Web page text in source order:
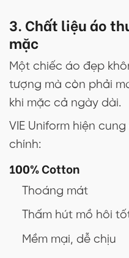
3. Chất liệu áo
mặc
Một chiếc áo đẹp
tượng mà còn phải
khi mặc cả ngày dài.
VIE Uniform hiện
chính:
100% Cotton
Thoáng mát
Thấm hút mồ hôi
Mềm mại, dễ chịu